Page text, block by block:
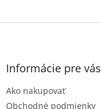
Z
Informácie pre vás
Ako nakupovať
Obchodné podmienky